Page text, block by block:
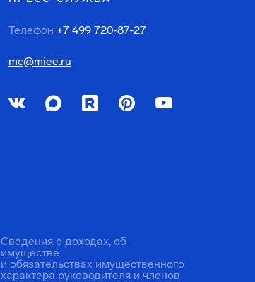
Телефон +7 499 720-87-27
mc@miee.ru
Сведения о доходах, об
имуществе
и обязательствах имущественного
характера руководителя и членов